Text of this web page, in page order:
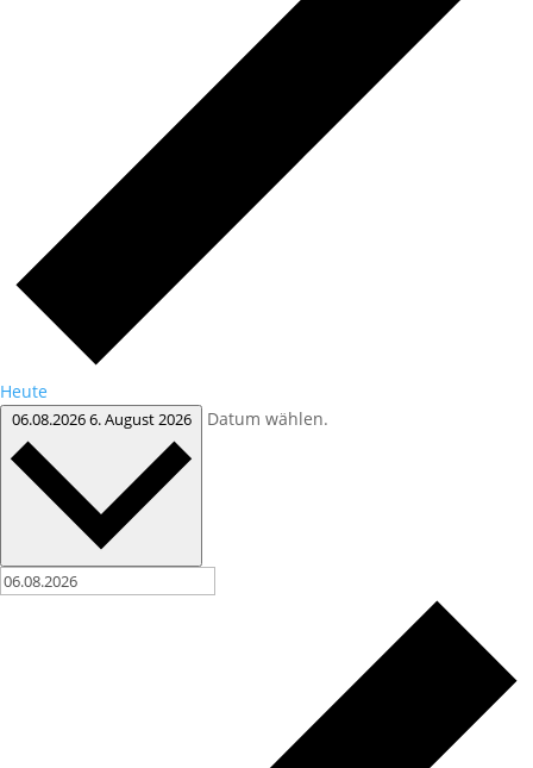
Heute
06.08.20266. August 2026 Datum wählen.